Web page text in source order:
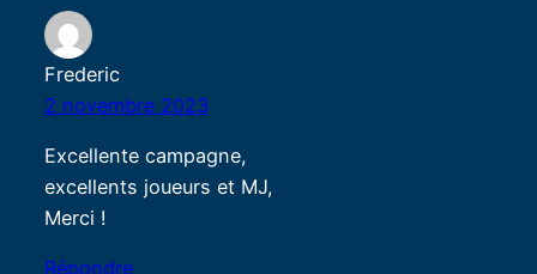
Frederic
2 novembre 2023
Excellente campagne,
excellents joueurs et MJ,
Merci !
Répondre